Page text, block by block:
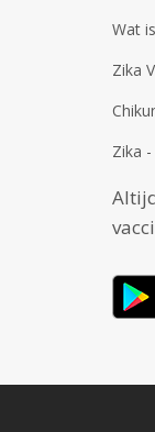
Wat
Zika
Zika